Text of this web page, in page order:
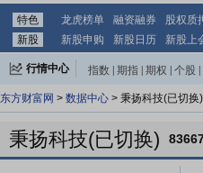
特色 龙虎榜单 融资融券 股权质
新股
新股申购 新股日历 新股上
行情中心 指数 期指 期权 个股
东方财富网 > 数据中心 > 秉扬科技(已切换
秉扬科技(已切换)